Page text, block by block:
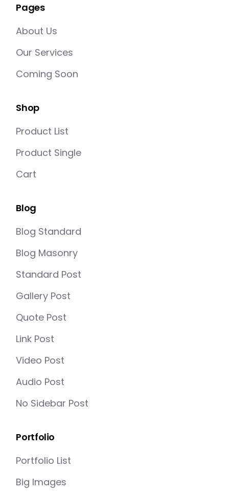
Pages
About Us
Our Services
Coming Soon
Shop
Product List
Product Single
Cart
Blog
Blog Standard
Blog Masonry
Standard Post
Gallery Post
Quote Post
Link Post
Video Post
Audio Post
No Sidebar Post
Portfolio
Portfolio List
Big Images